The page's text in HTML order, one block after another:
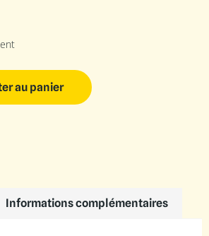
au panier
Informations complémentaires